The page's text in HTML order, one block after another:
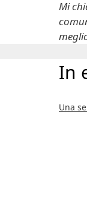
Mi
In
Una